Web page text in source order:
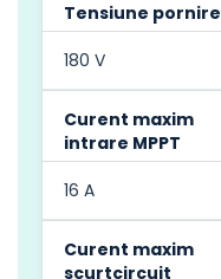
Tensiune pornire
180 V
Curent maxim
intrare MPPT
16 A
Curent maxim
scurtcircuit